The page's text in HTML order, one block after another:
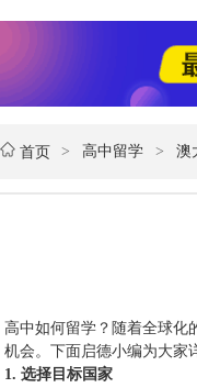
首页 > 高中留学 > 澳
高中如何留学？随着全球化
机会。下面启德小编为大家
1. 选择目标国家